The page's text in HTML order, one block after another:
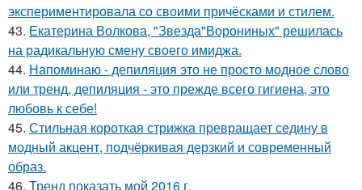
экспериментировала со своими причёсками и стилем.
43. Екатерина Волкова, "Звезда"Ворониных" решилась
на радикальную смену своего имиджа.
44. Напоминаю - депиляция это не просто модное слово
или тренд, депиляция - это прежде всего гигиена, это
любовь к себе!
45. Стильная короткая стрижка превращает седину в
модный акцент, подчёркивая дерзкий и современный
образ.
46. Тренд показать мой 2016 г.